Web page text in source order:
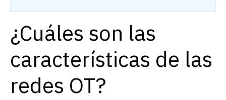
¿Cuáles son las
características de las
redes OT?